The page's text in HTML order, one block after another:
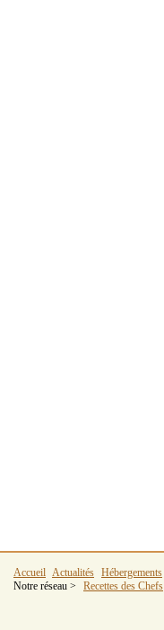
Accueil Actualités Hébergements
Notre réseau >
Recettes des Chefs